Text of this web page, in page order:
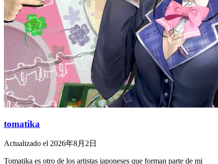
tomatika
Actualizado el 2026年8月2日
Tomatika es otro de los artistas japoneses que forman parte de mi